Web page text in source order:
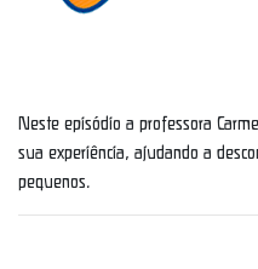
Neste episódio a professora
sua experiência, ajudando a
pequenos.